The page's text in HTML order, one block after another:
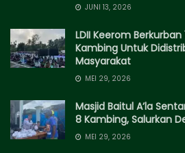
JUNI 13, 2026
LDII Keerom Berkurban
Kambing Untuk
Masyarakat
MEI 29, 2026
Masjid Baitul A’la
8 Kambing, Salurkan
MEI 29, 2026